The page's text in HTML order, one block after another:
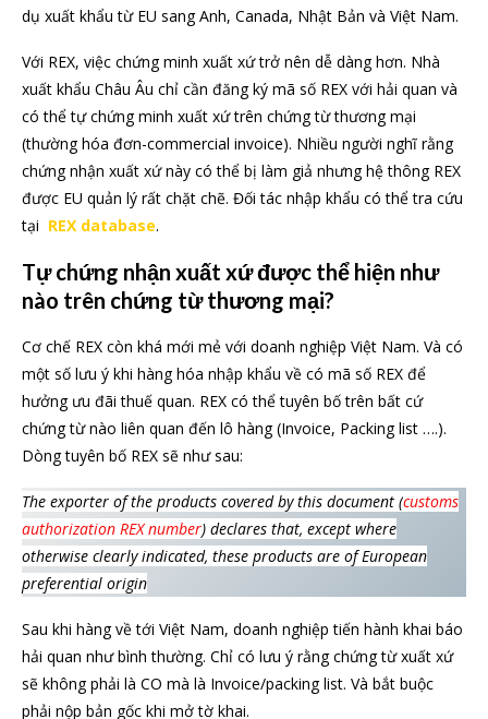
dụ xuất khẩu từ EU sang Anh, Canada, Nhật Bản và Việt Nam.
Với REX, việc chứng minh xuất xứ trở nên dễ dàng hơn. Nhà
xuất khẩu Châu Âu chỉ cần đăng ký mã số REX với hải quan và
có thể tự chứng minh xuất xứ trên chứng từ thương mại
(thường hóa đơn-commercial invoice). Nhiều người nghĩ rằng
chứng nhận xuất xứ này có thể bị làm giả nhưng hệ thông REX
được EU quản lý rất chặt chẽ. Đối tác nhập khẩu có thể tra cứu
tại REX database.
Tự chứng nhận xuất xứ được thể hiện như
nào trên chứng từ thương mại?
Cơ chế REX còn khá mới mẻ với doanh nghiệp Việt Nam. Và có
một số lưu ý khi hàng hóa nhập khẩu về có mã số REX để
hưởng ưu đãi thuế quan. REX có thể tuyên bố trên bất cứ
chứng từ nào liên quan đến lô hàng (Invoice, Packing list ….).
Dòng tuyên bố REX sẽ như sau:
The exporter of the products covered by this document (customs
authorization REX number) declares that, except where
otherwise clearly indicated, these products are of European
preferential origin
Sau khi hàng về tới Việt Nam, doanh nghiệp tiến hành khai báo
hải quan như bình thường. Chỉ có lưu ý rằng chứng từ xuất xứ
sẽ không phải là CO mà là Invoice/packing list. Và bắt buộc
phải nộp bản gốc khi mở tờ khai.